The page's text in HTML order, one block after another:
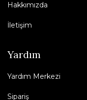
Hakkımızda
İletişim
Yardım
Yardım Merkezi
Sipariş